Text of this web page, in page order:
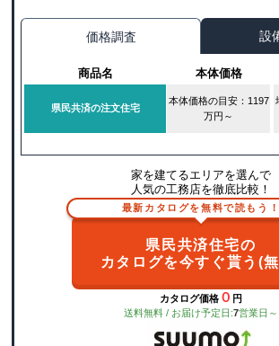
価格調査 設
商品名 本体価格
県民共済の注文住宅
本体価格の目安：1197
万円～
家を建てるエリアを選んで
人気の工務店を徹底比較！
最新カタログを無料で読もう！
県民共済住宅の
カタログを今すぐ貰う(
カタログ価格 ０ 円
送料無料 / お届け予定日:7営業日～